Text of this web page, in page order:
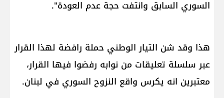
السوري السابق وانتفت حجة عدم العودة".
هذا وقد شن التيار الوطني حملة رافضة لهذا القرار
عبر سلسلة تعليقات من نوابه رفضوا فيها القرار،
معتبرين انه يكرس واقع النزوح السوري في لبنان.